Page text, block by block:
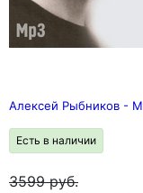
Алексей Рыбников -
Есть в наличии
3599руб.